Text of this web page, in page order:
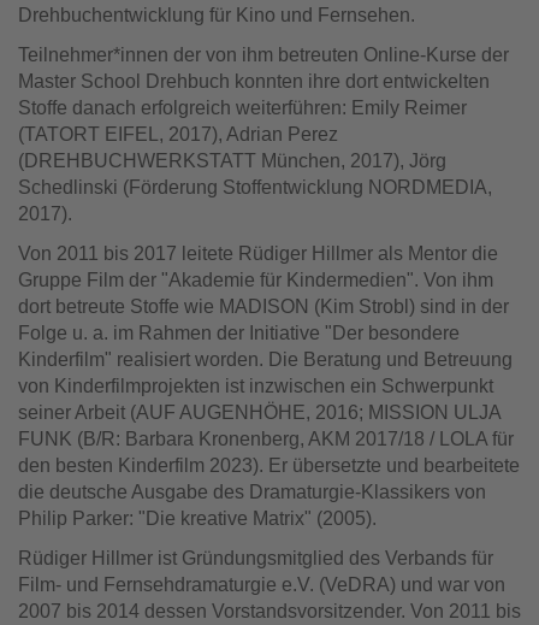
Drehbuchentwicklung für Kino und Fernsehen.
Teilnehmer*innen der von ihm betreuten Online-Kurse der
Master School Drehbuch konnten ihre dort entwickelten
Stoffe danach erfolgreich weiterführen: Emily Reimer
(TATORT EIFEL, 2017), Adrian Perez
(DREHBUCHWERKSTATT München, 2017), Jörg
Schedlinski (Förderung Stoffentwicklung NORDMEDIA,
2017).
Von 2011 bis 2017 leitete Rüdiger Hillmer als Mentor die
Gruppe Film der "Akademie für Kindermedien". Von ihm
dort betreute Stoffe wie MADISON (Kim Strobl) sind in der
Folge u. a. im Rahmen der Initiative "Der besondere
Kinderfilm" realisiert worden. Die Beratung und Betreuung
von Kinderfilmprojekten ist inzwischen ein Schwerpunkt
seiner Arbeit (AUF AUGENHÖHE, 2016; MISSION ULJA
FUNK (B/R: Barbara Kronenberg, AKM 2017/18 / LOLA für
den besten Kinderfilm 2023). Er übersetzte und bearbeitete
die deutsche Ausgabe des Dramaturgie-Klassikers von
Philip Parker: "Die kreative Matrix" (2005).
Rüdiger Hillmer ist Gründungsmitglied des Verbands für
Film- und Fernsehdramaturgie e.V. (VeDRA) und war von
2007 bis 2014 dessen Vorstandsvorsitzender. Von 2011 bis